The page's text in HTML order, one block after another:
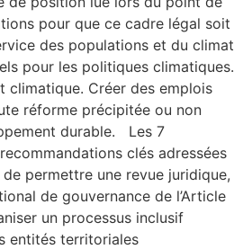
pour que ce cadre légal soit
des populations et du climat
pour les politiques climatiques.
climatique. Créer des emplois
réforme précipitée ou non
durable. Les 7
clés adressées
permettre une revue juridique,
de gouvernance de l’Article
un processus inclusif
entités territoriales